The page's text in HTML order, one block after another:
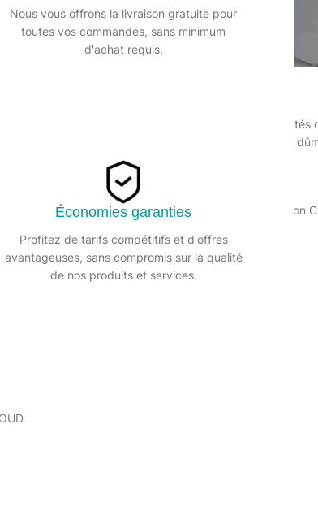
Nous vous offrons la livraison gratuite pour
toutes vos commandes, sans minimum
d'achat requis.
Économies garanties
Profitez de tarifs compétitifs et d'offres
avantageuses, sans compromis sur la qualité
de nos produits et services.
».
immatriculée au Registre du Commerce et des
représentée par Marouen BEN HADJ MESSAOUD,
Dénomination Sociale : Amazon CS Ireland Ltd. Amazon
WA 98108-1226, États-Unis.